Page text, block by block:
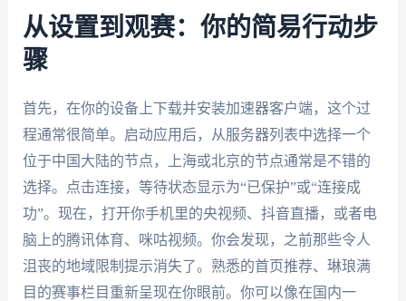
从设置到观赛：你的简易行动步
骤
首先，在你的设备上下载并安装加速器客户端，这个过
程通常很简单。启动应用后，从服务器列表中选择一个
位于中国大陆的节点，上海或北京的节点通常是不错的
选择。点击连接，等待状态显示为“已保护”或“连接成
功”。现在，打开你手机里的央视频、抖音直播，或者电
脑上的腾讯体育、咪咕视频。你会发现，之前那些令人
沮丧的地域限制提示消失了。熟悉的首页推荐、琳琅满
目的赛事栏目重新呈现在你眼前。你可以像在国内一